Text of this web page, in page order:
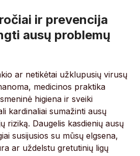
ir prevencija
ausų problemų
ar netikėtai užklupusių virusų
medicinos praktika
higiena ir sveiki
kardinaliai sumažinti ausų
riziką. Daugelis kasdienių ausų
susijusios su mūsų elgsena,
ar uždelstu gretutinių ligų